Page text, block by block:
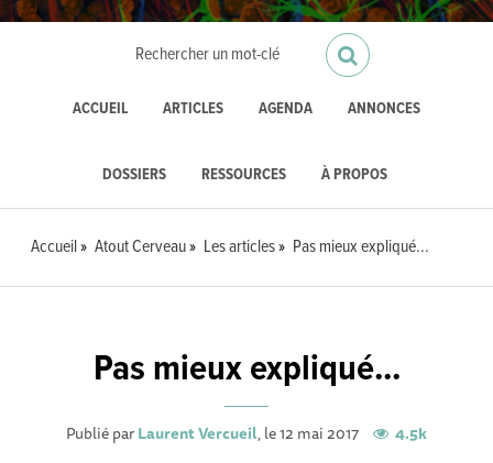
ACCUEIL ARTICLES AGENDA ANNONCES
DOSSIERS RESSOURCES À PROPOS
Accueil Atout Cerveau Les articles Pas mieux expliqué...
Pas mieux expliqué...
Publié parLaurent Vercueil, le 12 mai 2017 4.5k